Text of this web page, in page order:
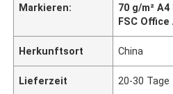
Markieren:
70 g/m²
FSC
Herkunftsort China
Lieferzeit 20-30 Tage